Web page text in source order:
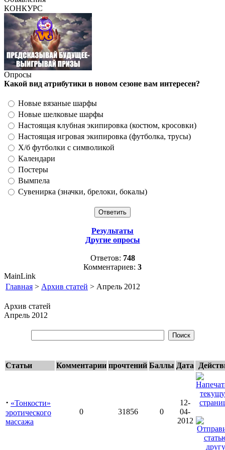
КОНКУРС
Опросы
Какой вид атрибутики в новом сезоне вам интересен?
Новые вязаные шарфы
Новые шелковые шарфы
Настоящая клубная экипировка (костюм, кросовки)
Настоящая игровая экипировка (футболка, трусы)
Х/б футболки с символикой
Календари
Постеры
Вымпела
Сувенирка (значки, брелоки, бокалы)
Результаты
Другие опросы
Ответов: 748
Комментариев: 3
MainLink
Главная > Архив статей > Апрель 2012
Архив статей
Апрель 2012
Статьи Комментарии прочтений Баллы Дата
· «Тонкости»
эротического
массажа
0 31856 0
12-
04-
2012